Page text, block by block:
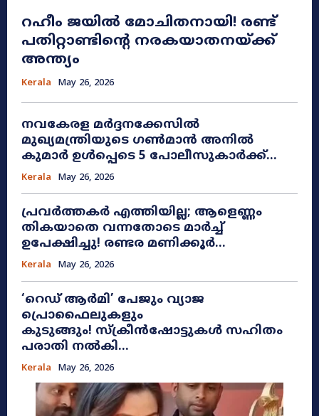
റഹീം ജയിൽ മോചിതനായി! രണ്ട്
പതിറ്റാണ്ടിന്റെ നരകയാതനയ്ക്ക്
അന്ത്യം
Kerala May 26, 2026
നവകേരള മർദ്ദനക്കേസിൽ
മുഖ്യമന്ത്രിയുടെ ഗൺമാൻ അനിൽ
കുമാർ ഉൾപ്പെടെ 5 പോലീസുകാർക്ക്...
Kerala May 26, 2026
പ്രവർത്തകർ എത്തിയില്ല; ആളെണ്ണം
തികയാതെ വന്നതോടെ മാർച്ച്
ഉപേക്ഷിച്ചു! രണ്ടര മണിക്കൂർ...
Kerala May 26, 2026
​‘റെഡ് ആർമി’ പേജും വ്യാജ
പ്രൊഫൈലുകളും
കുടുങ്ങും! സ്ക്രീൻഷോട്ടുകൾ സഹിതം
പരാതി നൽകി...
Kerala May 26, 2026